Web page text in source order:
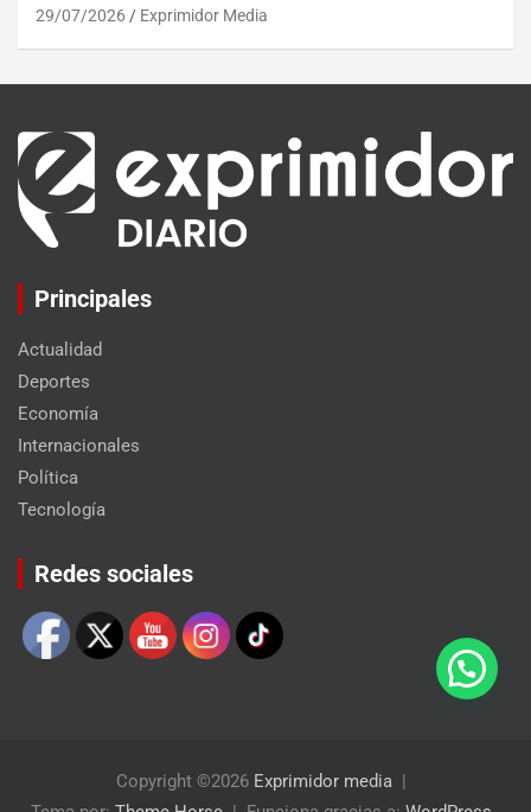
29/07/2026 Exprimidor Media
Principales
Actualidad
Deportes
Economía
Internacionales
Política
Tecnología
Redes sociales
Copyright ©2026 Exprimidor media